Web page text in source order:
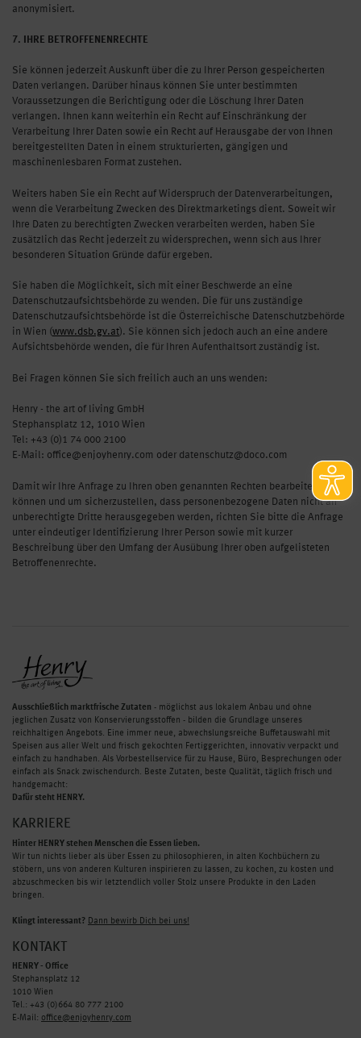
anonymisiert.
7. IHRE BETROFFENENRECHTE
Sie können jederzeit Auskunft über die zu Ihrer Person gespeicherten
Daten verlangen. Darüber hinaus können Sie unter bestimmten
Voraussetzungen die Berichtigung oder die Löschung Ihrer Daten
verlangen. Ihnen kann weiterhin ein Recht auf Einschränkung der
Verarbeitung Ihrer Daten sowie ein Recht auf Herausgabe der von Ihnen
bereitgestellten Daten in einem strukturierten, gängigen und
maschinenlesbaren Format zustehen.
Weiters haben Sie ein Recht auf Widerspruch der Datenverarbeitungen,
wenn die Verarbeitung Zwecken des Direktmarketings dient. Soweit wir
Ihre Daten zu berechtigten Zwecken verarbeiten werden, haben Sie
zusätzlich das Recht jederzeit zu widersprechen, wenn sich aus Ihrer
besonderen Situation Gründe dafür ergeben.
Sie haben die Möglichkeit, sich mit einer Beschwerde an eine
Datenschutzaufsichtsbehörde zu wenden. Die für uns zuständige
Datenschutzaufsichtsbehörde ist die Österreichische Datenschutzbehörde
in Wien (www.dsb.gv.at). Sie können sich jedoch auch an eine andere
Aufsichtsbehörde wenden, die für Ihren Aufenthaltsort zuständig ist.
Bei Fragen können Sie sich freilich auch an uns wenden:
Henry - the art of living GmbH
Stephansplatz 12, 1010 Wien
Tel: +43 (0)1 74 000 2100
E-Mail: office@enjoyhenry.com oder datenschutz@doco.com
Damit wir Ihre Anfrage zu Ihren oben genannten Rechten bearbeiten
können und um sicherzustellen, dass personenbezogene Daten nicht an
unberechtigte Dritte herausgegeben werden, richten Sie bitte die Anfrage
unter eindeutiger Identifizierung Ihrer Person sowie mit kurzer
Beschreibung über den Umfang der Ausübung Ihrer oben aufgelisteten
Betroffenenrechte.
Ausschließlich marktfrische Zutaten - möglichst aus lokalem Anbau und ohne
jeglichen Zusatz von Konservierungsstoffen - bilden die Grundlage unseres
reichhaltigen Angebots. Eine immer neue, abwechslungsreiche Buffetauswahl mit
Speisen aus aller Welt und frisch gekochten Fertiggerichten, innovativ verpackt und
einfach zu handhaben. Als Vorbestellservice für zu Hause, Büro, Besprechungen oder
einfach als Snack zwischendurch. Beste Zutaten, beste Qualität, täglich frisch und
handgemacht:
Dafür steht HENRY.
KARRIERE
Hinter HENRY stehen Menschen die Essen lieben.
Wir tun nichts lieber als über Essen zu philosophieren, in alten Kochbüchern zu
stöbern, uns von anderen Kulturen inspirieren zu lassen, zu kochen, zu kosten und
abzuschmecken bis wir letztendlich voller Stolz unsere Produkte in den Laden
bringen.
Klingt interessant? Dann bewirb Dich bei uns!
KONTAKT
HENRY - Office
Stephansplatz 12
1010 Wien
Tel.: +43 (0)664 80 777 2100
E-Mail: office@enjoyhenry.com